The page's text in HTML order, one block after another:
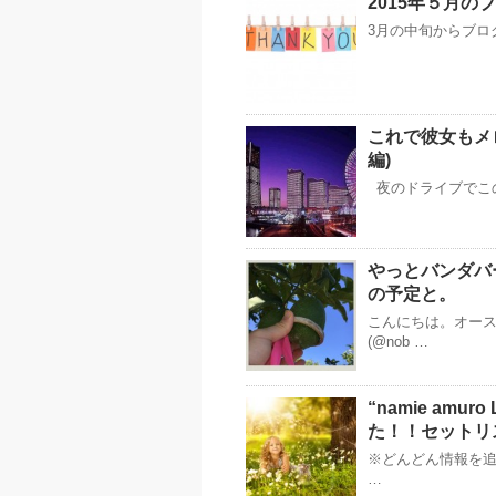
3月の中旬からブ
これで彼女も
編)
夜のドライブで
やっとバンダ
の予定と。
こんにちは。オー
(@nob …
“namie amuro
た！！セット
※どんどん情報を
…